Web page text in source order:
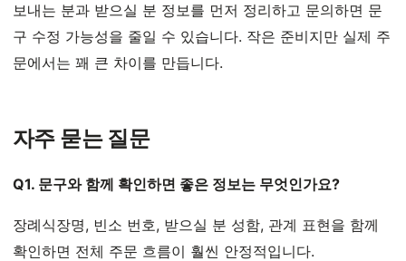
보내는 분과 받으실 분 정보를 먼저 정리하고 문의하면 문
구 수정 가능성을 줄일 수 있습니다. 작은 준비지만 실제 주
문에서는 꽤 큰 차이를 만듭니다.
자주 묻는 질문
Q1. 문구와 함께 확인하면 좋은 정보는 무엇인가요?
장례식장명, 빈소 번호, 받으실 분 성함, 관계 표현을 함께
확인하면 전체 주문 흐름이 훨씬 안정적입니다.